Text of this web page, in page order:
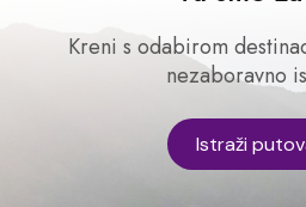
Kreni s odabirom
nezaboravno
Istraži